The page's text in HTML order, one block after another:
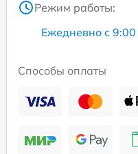
Режим работы:
Ежедневно с
Способы оплаты